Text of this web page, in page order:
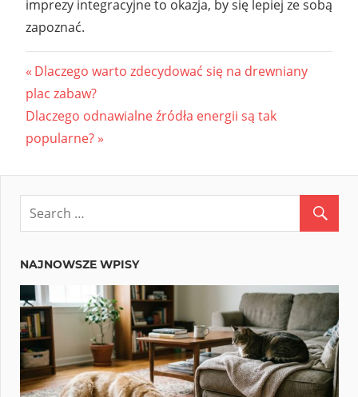
imprezy integracyjne to okazja, by się lepiej ze sobą
zapoznać.
Nawigacja
wpisu
Previous
Post:
Dlaczego warto zdecydować się na drewniany
plac zabaw?
Next
Post:
Dlaczego odnawialne źródła energii są tak
popularne?
NAJNOWSZE WPISY